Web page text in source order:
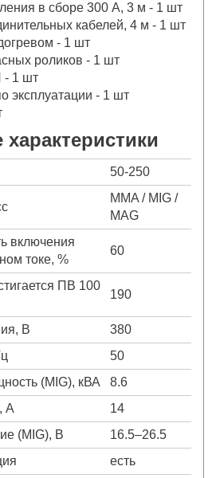
в сборе 300 А, 3 м - 1 шт
кабелей, 4 м - 1 шт
- 1 шт
роликов - 1 шт
- 1 шт
эксплуатации - 1 шт
характеристики
50-250
MMA / MIG /
MAG
включения
токе, %
60
ПВ 100
190
В
380
50
(MIG), кВА
8.6
А
14
(MIG), В
16.5–26.5
есть